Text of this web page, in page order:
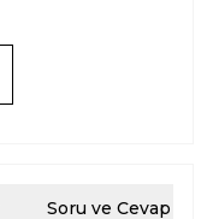
Soru ve Cevap